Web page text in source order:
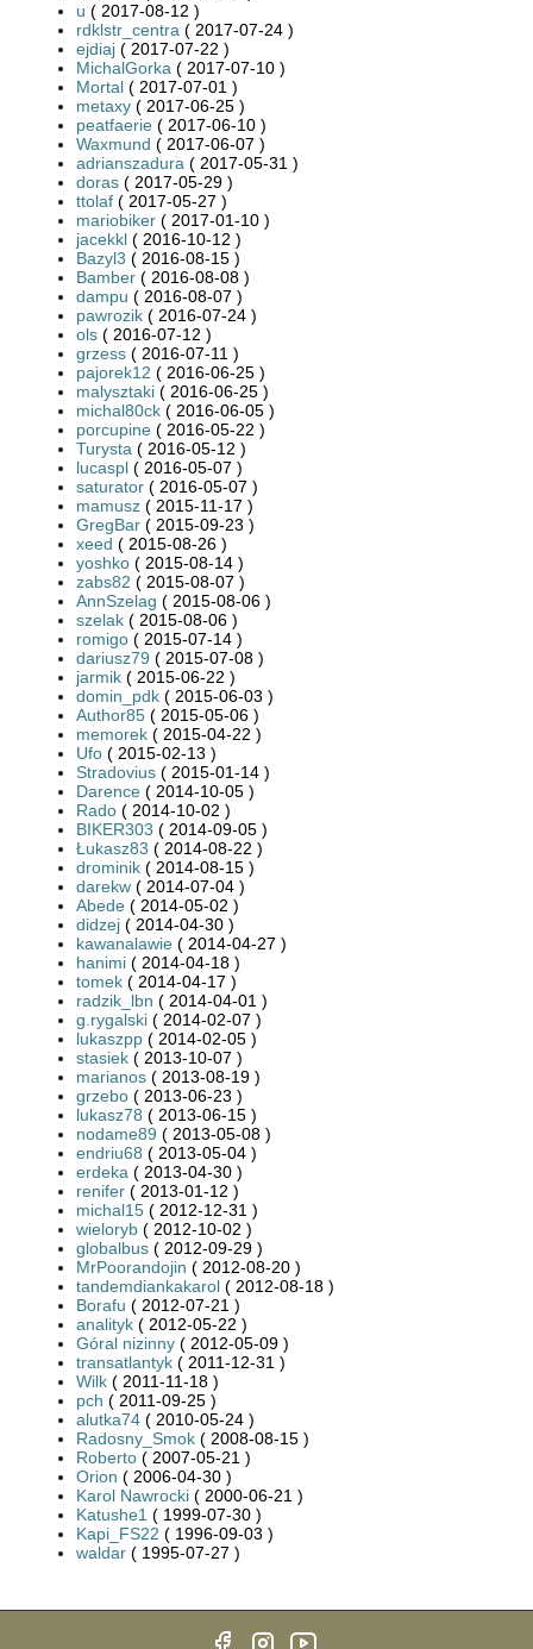
u ( 2017-08-12 )
rdklstr_centra ( 2017-07-24 )
ejdiaj ( 2017-07-22 )
MichalGorka ( 2017-07-10 )
Mortal ( 2017-07-01 )
metaxy ( 2017-06-25 )
peatfaerie ( 2017-06-10 )
Waxmund ( 2017-06-07 )
adrianszadura ( 2017-05-31 )
doras ( 2017-05-29 )
ttolaf ( 2017-05-27 )
mariobiker ( 2017-01-10 )
jacekkl ( 2016-10-12 )
Bazyl3 ( 2016-08-15 )
Bamber ( 2016-08-08 )
dampu ( 2016-08-07 )
pawrozik ( 2016-07-24 )
ols ( 2016-07-12 )
grzess ( 2016-07-11 )
pajorek12 ( 2016-06-25 )
malysztaki ( 2016-06-25 )
michal80ck ( 2016-06-05 )
porcupine ( 2016-05-22 )
Turysta ( 2016-05-12 )
lucaspl ( 2016-05-07 )
saturator ( 2016-05-07 )
mamusz ( 2015-11-17 )
GregBar ( 2015-09-23 )
xeed ( 2015-08-26 )
yoshko ( 2015-08-14 )
zabs82 ( 2015-08-07 )
AnnSzelag ( 2015-08-06 )
szelak ( 2015-08-06 )
romigo ( 2015-07-14 )
dariusz79 ( 2015-07-08 )
jarmik ( 2015-06-22 )
domin_pdk ( 2015-06-03 )
Author85 ( 2015-05-06 )
memorek ( 2015-04-22 )
Ufo ( 2015-02-13 )
Stradovius ( 2015-01-14 )
Darence ( 2014-10-05 )
Rado ( 2014-10-02 )
BIKER303 ( 2014-09-05 )
Łukasz83 ( 2014-08-22 )
drominik ( 2014-08-15 )
darekw ( 2014-07-04 )
Abede ( 2014-05-02 )
didzej ( 2014-04-30 )
kawanalawie ( 2014-04-27 )
hanimi ( 2014-04-18 )
tomek ( 2014-04-17 )
radzik_lbn ( 2014-04-01 )
g.rygalski ( 2014-02-07 )
lukaszpp ( 2014-02-05 )
stasiek ( 2013-10-07 )
marianos ( 2013-08-19 )
grzebo ( 2013-06-23 )
lukasz78 ( 2013-06-15 )
nodame89 ( 2013-05-08 )
endriu68 ( 2013-05-04 )
erdeka ( 2013-04-30 )
renifer ( 2013-01-12 )
michal15 ( 2012-12-31 )
wieloryb ( 2012-10-02 )
globalbus ( 2012-09-29 )
MrPoorandojin ( 2012-08-20 )
tandemdiankakarol ( 2012-08-18 )
Borafu ( 2012-07-21 )
analityk ( 2012-05-22 )
Góral nizinny ( 2012-05-09 )
transatlantyk ( 2011-12-31 )
Wilk ( 2011-11-18 )
pch ( 2011-09-25 )
alutka74 ( 2010-05-24 )
Radosny_Smok ( 2008-08-15 )
Roberto ( 2007-05-21 )
Orion ( 2006-04-30 )
Karol Nawrocki ( 2000-06-21 )
Katushe1 ( 1999-07-30 )
Kapi_FS22 ( 1996-09-03 )
waldar ( 1995-07-27 )